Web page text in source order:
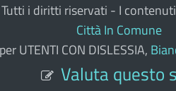
i diritti riservati - I contenuti
Città In Comune
UTENTI CON DISLESSIA,
Valuta questo